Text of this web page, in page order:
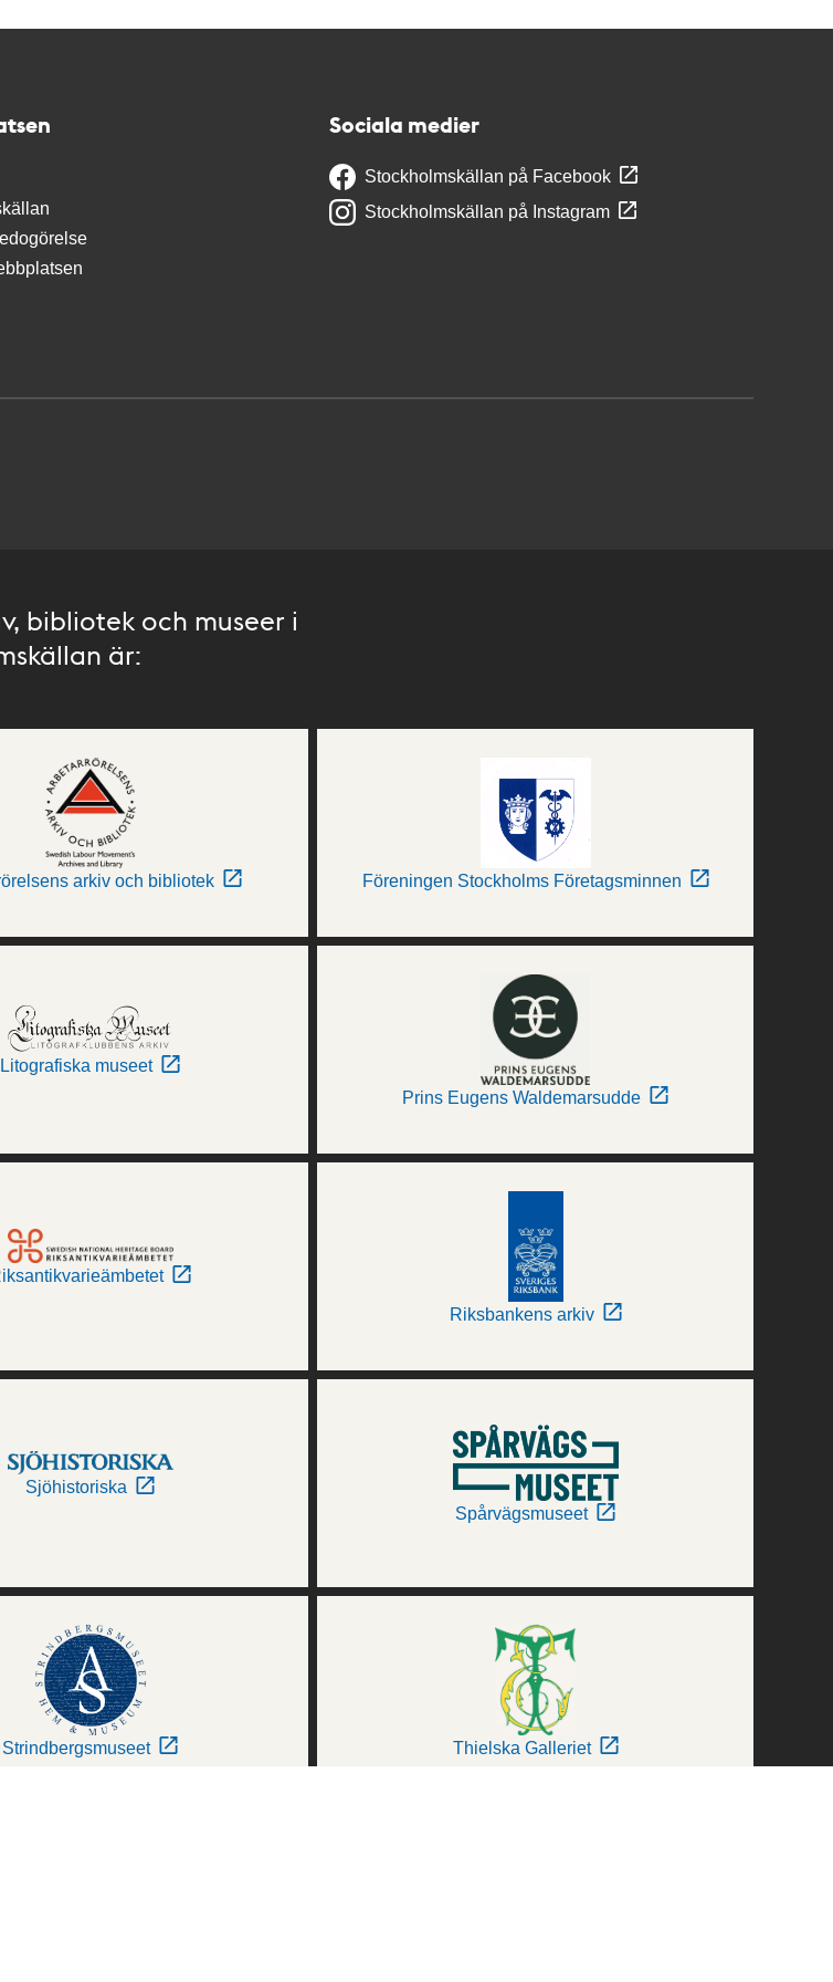
Sociala medier
Stockholmskällan på Facebook
Stockholmskällan på Instagram
bibliotek och museer i
är:
arkiv och bibliotek Föreningen Stockholms Företagsminnen
Litografiska museet
Prins Eugens Waldemarsudde
Riksbankens arkiv
Sjöhistoriska
Spårvägsmuseet
Strindbergsmuseet Thielska Galleriet